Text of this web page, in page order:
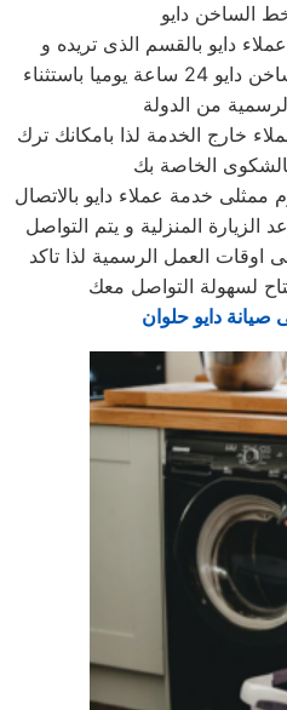
الساخن دايو
مواعيد الاتصال على الخط الساخن دايو 24 ساعة يوميا باستثناء
من الدولة
الخاصة بك
ممثلى خدمة عملاء دايو بالاتصال
الزيارة المنزلية و يتم التواصل
لسهولة التواصل معك
صيانة دايو حلوان